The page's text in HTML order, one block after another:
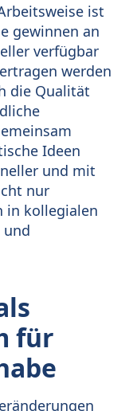
ist
gewinnen an
verfügbar
werden
die Qualität
Ideen
und mit
nur
in kollegialen
und
für